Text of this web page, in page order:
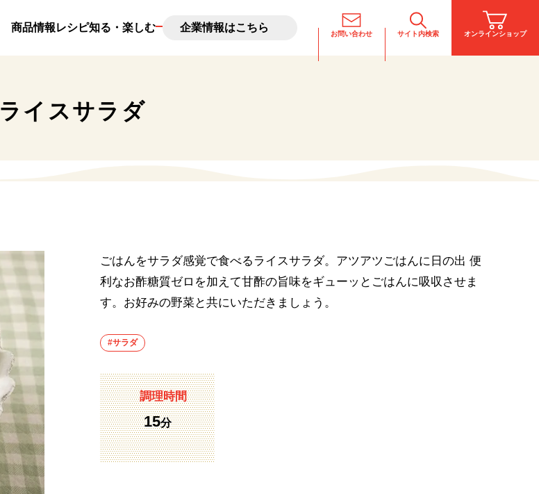
商品情報レシピ知る・楽しむ
日の出の想い出
企業情報はこちら
お問い合わせ サイト内検索 オンラインショップ
ライスサラダ
ごはんをサラダ感覚で食べるライスサラダ。アツアツごはんに日の出 便
利なお酢糖質ゼロを加えて甘酢の旨味をギューッとごはんに吸収させま
す。お好みの野菜と共にいただきましょう。
#サラダ
調理時間
15分